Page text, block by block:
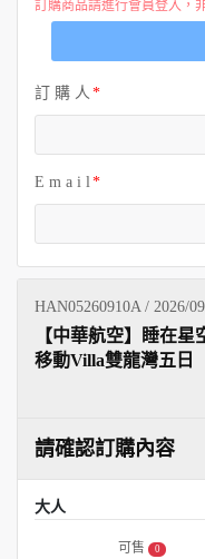
訂購商品請進行會員登入，
訂 購 人
E m a i l
HAN05260910A / 2026/
【中華航空】睡在
移動Villa雙龍灣五日
請確認訂購內容
大人
可售 0